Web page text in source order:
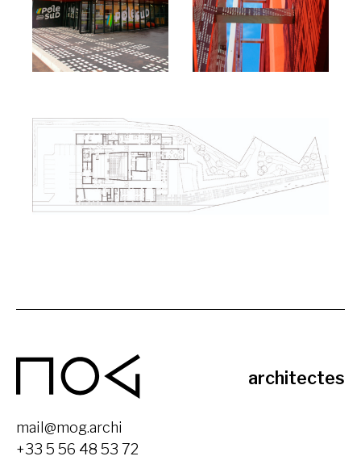
MOG
architectes
mail@mog.archi
+33 5 56 48 53 72